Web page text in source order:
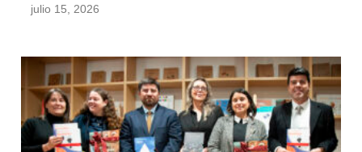
julio 15, 2026